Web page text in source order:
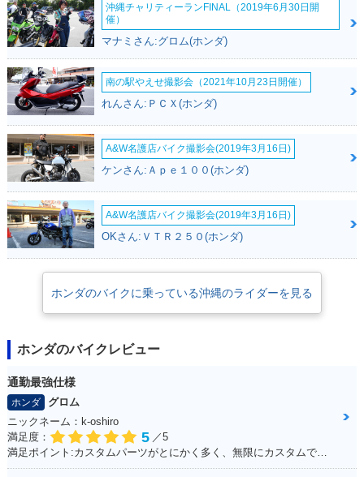
沖縄チャリティーランFINAL（2019年6月30日開
催）
マナミさん:グロム(ホンダ)
南の駅やえせ撮影会（2021年10月23日開催）
れんさん:ＰＣＸ(ホンダ)
A&W名護店バイク撮影会(2019年3月16日)
ケンさん:Ａｐｅ１００(ホンダ)
A&W名護店バイク撮影会(2019年3月16日)
OKさん:ＶＴＲ２５０(ホンダ)
ホンダのバイクに乗っている沖縄のライダーを見る
ホンダのバイクレビュー
通勤最強仕様
ホンダ
グロム
ニックネーム：k-oshiro
満足度：
5 ／5
満足ポイント:カスタムパーツがとにかく多く、無限にカスタムできる。